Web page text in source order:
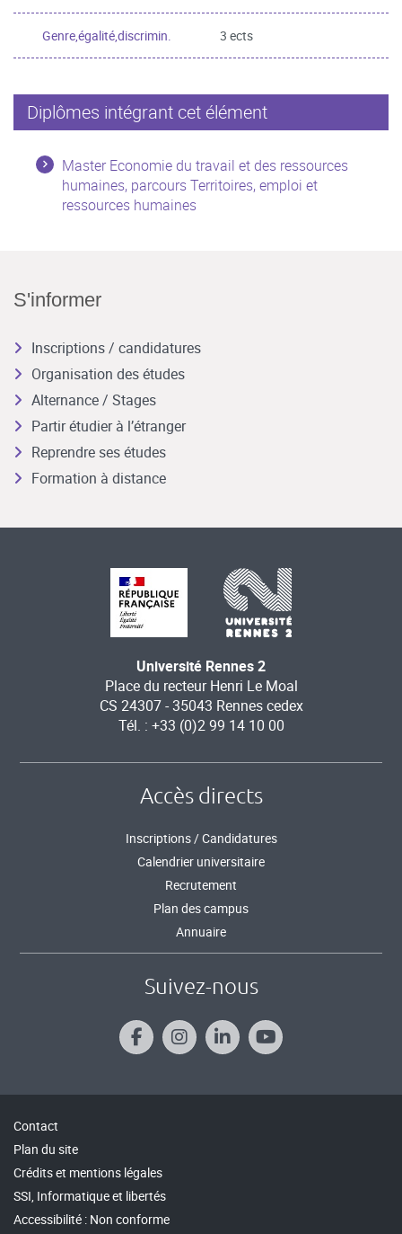
Genre,égalité,discrimin. 3 ects
Diplômes intégrant cet élément
Master Economie du travail et des ressources
humaines, parcours Territoires, emploi et
ressources humaines
S'informer
Inscriptions / candidatures
Organisation des études
Alternance / Stages
Partir étudier à l’étranger
Reprendre ses études
Formation à distance
Université Rennes 2
Place du recteur Henri Le Moal
CS 24307 - 35043 Rennes cedex
Tél. : +33 (0)2 99 14 10 00
Accès directs
Inscriptions / Candidatures
Calendrier universitaire
Recrutement
Plan des campus
Annuaire
Suivez-nous
Contact
Plan du site
Crédits et mentions légales
SSI, Informatique et libertés
Accessibilité : Non conforme